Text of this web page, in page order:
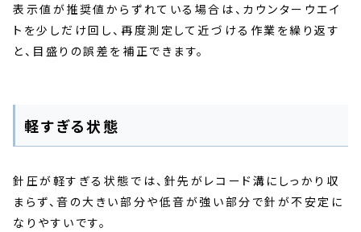
表示値が推奨値からずれている場合は、カウンターウエイ
トを少しだけ回し、再度測定して近づける作業を繰り返す
と、目盛りの誤差を補正できます。
軽すぎる状態
針圧が軽すぎる状態では、針先がレコード溝にしっかり収
まらず、音の大きい部分や低音が強い部分で針が不安定に
なりやすいです。